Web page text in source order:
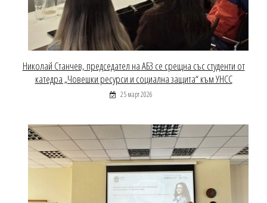
Николай Станчев, председател на АБЗ се срещна със студенти от
катедра „Човешки ресурси и социална защита“ към УНСС
25 март 2026